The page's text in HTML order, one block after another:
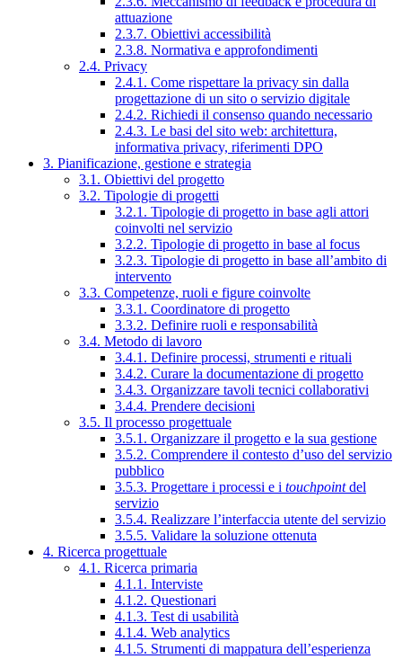
attuazione
2.3.7. Obiettivi accessibilità
2.3.8. Normativa e approfondimenti
2.4. Privacy
2.4.1. Come rispettare la privacy sin dalla
progettazione di un sito o servizio digitale
2.4.2. Richiedi il consenso quando necessario
2.4.3. Le basi del sito web: architettura,
informativa privacy, riferimenti DPO
3. Pianificazione, gestione e strategia
3.1. Obiettivi del progetto
3.2. Tipologie di progetti
3.2.1. Tipologie di progetto in base agli attori
coinvolti nel servizio
3.2.2. Tipologie di progetto in base al focus
3.2.3. Tipologie di progetto in base all’ambito di
intervento
3.3. Competenze, ruoli e figure coinvolte
3.3.1. Coordinatore di progetto
3.3.2. Definire ruoli e responsabilità
3.4. Metodo di lavoro
3.4.1. Definire processi, strumenti e rituali
3.4.2. Curare la documentazione di progetto
3.4.3. Organizzare tavoli tecnici collaborativi
3.4.4. Prendere decisioni
3.5. Il processo progettuale
3.5.1. Organizzare il progetto e la sua gestione
3.5.2. Comprendere il contesto d’uso del servizio
pubblico
3.5.3. Progettare i processi e i touchpointdel
servizio
3.5.4. Realizzare l’interfaccia utente del servizio
3.5.5. Validare la soluzione ottenuta
4. Ricerca progettuale
4.1. Ricerca primaria
4.1.1. Interviste
4.1.2. Questionari
4.1.3. Test di usabilità
4.1.4. Web analytics
4.1.5. Strumenti di mappatura dell’esperienza